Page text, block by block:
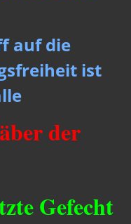
auf die
ist
der
Gefecht